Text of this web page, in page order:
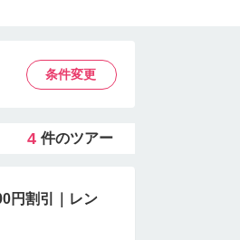
条件変更
4 件のツアー
円割引｜レン